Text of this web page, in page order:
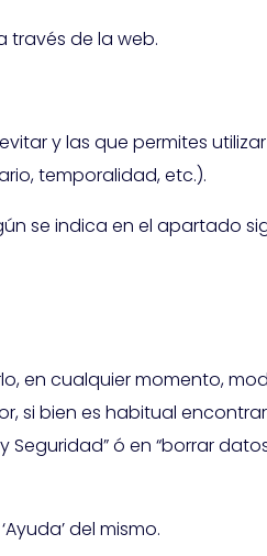
través de la web.
y las que permites
temporalidad, etc.).
se indica en el apartado
en cualquier momento,
si bien es habitual
Seguridad” ó en “borrar
del mismo.